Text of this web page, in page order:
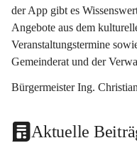
der App gibt es
Angebote aus dem
Veranstaltungstermine
Gemeinderat und der
Bürgermeister Ing.
Aktuelle